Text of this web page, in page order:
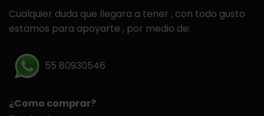
Cualquier duda que llegara a tener , con todo gusto
estamos para apoyarte , por medio de:
55 80930546
¿Como comprar?